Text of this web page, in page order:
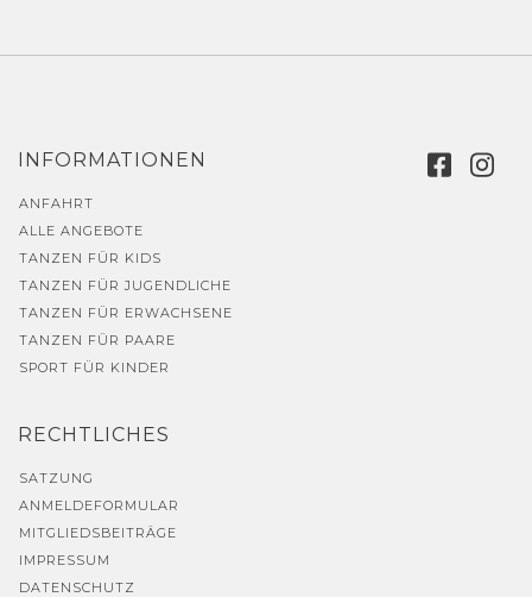
INFORMATIONEN
ANFAHRT
ALLE ANGEBOTE
TANZEN FÜR KIDS
TANZEN FÜR JUGENDLICHE
TANZEN FÜR ERWACHSENE
TANZEN FÜR PAARE
SPORT FÜR KINDER
RECHTLICHES
SATZUNG
ANMELDEFORMULAR
MITGLIEDSBEITRÄGE
IMPRESSUM
DATENSCHUTZ